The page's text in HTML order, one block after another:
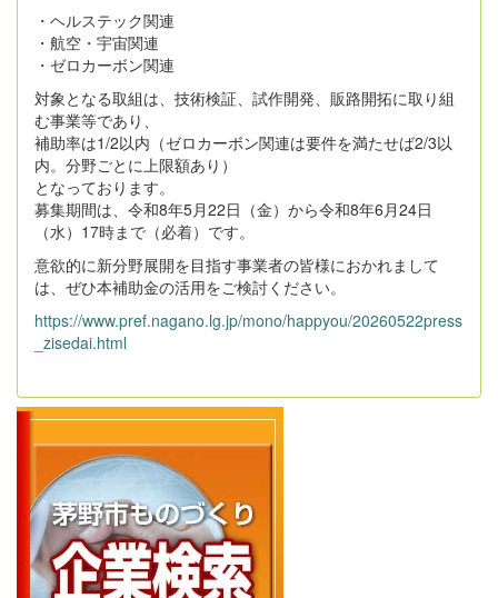
・ヘルステック関連
・航空・宇宙関連
・ゼロカーボン関連
対象となる取組は、技術検証、試作開発、販路開拓に取り組
む事業等であり、
補助率は1/2以内（ゼロカーボン関連は要件を満たせば2/3以
内。分野ごとに上限額あり）
となっております。
募集期間は、令和8年5月22日（金）から令和8年6月24日
（水）17時まで（必着）です。
意欲的に新分野展開を目指す事業者の皆様におかれまして
は、ぜひ本補助金の活用をご検討ください。
https://www.pref.nagano.lg.jp/mono/happyou/20260522press
_zisedai.html